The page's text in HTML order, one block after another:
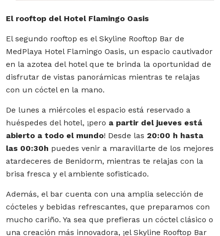
El rooftop del Hotel Flamingo Oasis
El segundo rooftop es el Skyline Rooftop Bar de
MedPlaya Hotel Flamingo Oasis, un espacio cautivador
en la azotea del hotel que te brinda la oportunidad de
disfrutar de vistas panorámicas mientras te relajas
con un cóctel en la mano.
De lunes a miércoles el espacio está reservado a
huéspedes del hotel, ¡pero a partir del jueves está
abierto a todo el mundo! Desde las 20:00 h hasta
las 00:30h puedes venir a maravillarte de los mejores
atardeceres de Benidorm, mientras te relajas con la
brisa fresca y el ambiente sofisticado.
Además, el bar cuenta con una amplia selección de
cócteles y bebidas refrescantes, que preparamos con
mucho cariño. Ya sea que prefieras un cóctel clásico o
una creación más innovadora, ¡el Skyline Rooftop Bar